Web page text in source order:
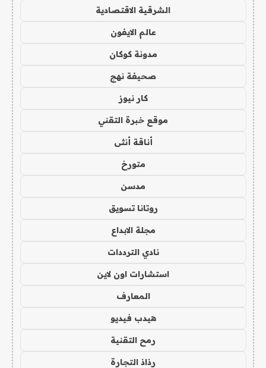
الشرقية الاقتصادية
عالم الايفون
مدونة كوكان
صحيفة نهج
كار نيوز
موقع خبرة التقني
أناقة أنثى
متورخ
مدسن
روتانا تسويق
مجلة الابداع
نادي الترددات
استشارات اون لاين
المعارف
هيدب فيديو
رمح التقنية
رذاذ التجارة